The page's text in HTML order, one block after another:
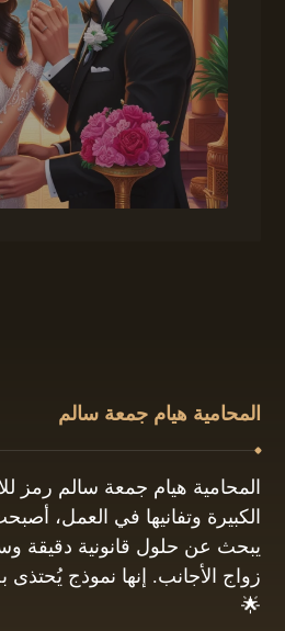
المحامية هيام جمعة سالم
المحامية هيام جمعة سالم رمز
الكبيرة وتفانيها في العمل،
يبحث عن حلول قانونية دقيقة
زواج الأجانب. إنها نموذج يُحتذى
🌟